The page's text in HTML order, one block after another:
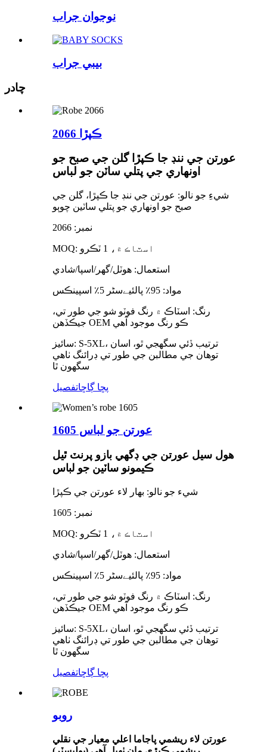
نوجوان جراب
بيبي جراب
چادر
ڪپڙا 2066
عورتن جي ننڊ جا ڪپڙا گلن جي صبح جو
اونهاري جي پتلي ساٽن جو لباس
شيءِ جو نالو: عورتن جي ننڊ جا ڪپڙا، گلن جي
صبح جو اونهاري جو پتلي ساٽين چوٻو
نمبر: 2066
MOQ: اسٽاڪ ۾، 1 ٽڪرو
استعمال: ھوٽل/گھر/اسپا/شادي
مواد: 95٪ پالئیےسٹر 5٪ اسپينڪس
رنگ: اسٽاڪ ۾ رنگ فوٽو شو جي طور تي،
جيڪڏهن OEM ڪو رنگ موجود آهي
سائيز: S-5XL، ترتيب ڏئي سگهجي ٿو، اسان
توهان جي مطالبن جي طور تي ڊرائنگ ٺاهي
سگهون ٿا
پڇا ڳاڇاتفصيل
عورتن جو لباس 1605
هول سيل عورتن جي ڊگھي بازو پرنٽ ٿيل
شيء جو نالو: بهار لاء عورتن جي ڪپڙا
نمبر: 1605
MOQ: اسٽاڪ ۾، 1 ٽڪرو
استعمال: ھوٽل/گھر/اسپا/شادي
مواد: 95٪ پالئیےسٹر 5٪ اسپينڪس
رنگ: اسٽاڪ ۾ رنگ فوٽو شو جي طور تي،
جيڪڏهن OEM ڪو رنگ موجود آهي
سائيز: S-5XL، ترتيب ڏئي سگهجي ٿو، اسان
توهان جي مطالبن جي طور تي ڊرائنگ ٺاهي
سگهون ٿا
پڇا ڳاڇاتفصيل
روبو
عورتن لاء ريشمي پاجاما اعلي معيار جي نقلي